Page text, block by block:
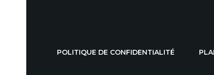
POLITIQUE DE CONFIDENTIALITÉ